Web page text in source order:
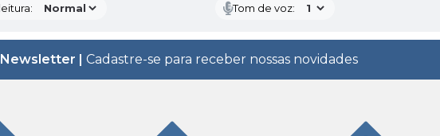
Tom de voz:
Newsletter | Cadastre-se para receber nossas novidades